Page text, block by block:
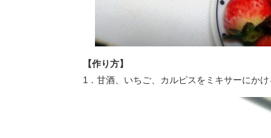
【作り方】
1．甘酒、いちご、カルピスをミキサーにか